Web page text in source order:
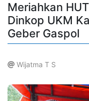
Meriahkan
Dinkop UKM
Geber Gaspol
Wijatma T S